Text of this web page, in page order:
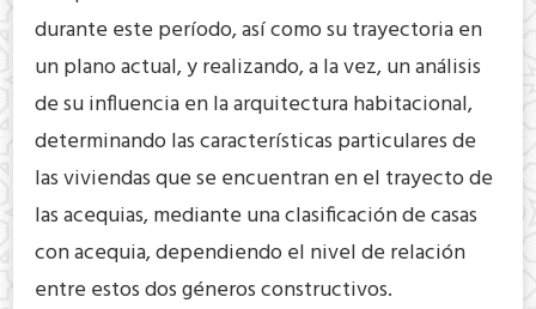
durante este período, así como su trayectoria en
un plano actual, y realizando, a la vez, un análisis
de su influencia en la arquitectura habitacional,
determinando las características particulares de
las viviendas que se encuentran en el trayecto de
las acequias, mediante una clasificación de casas
con acequia, dependiendo el nivel de relación
entre estos dos géneros constructivos.